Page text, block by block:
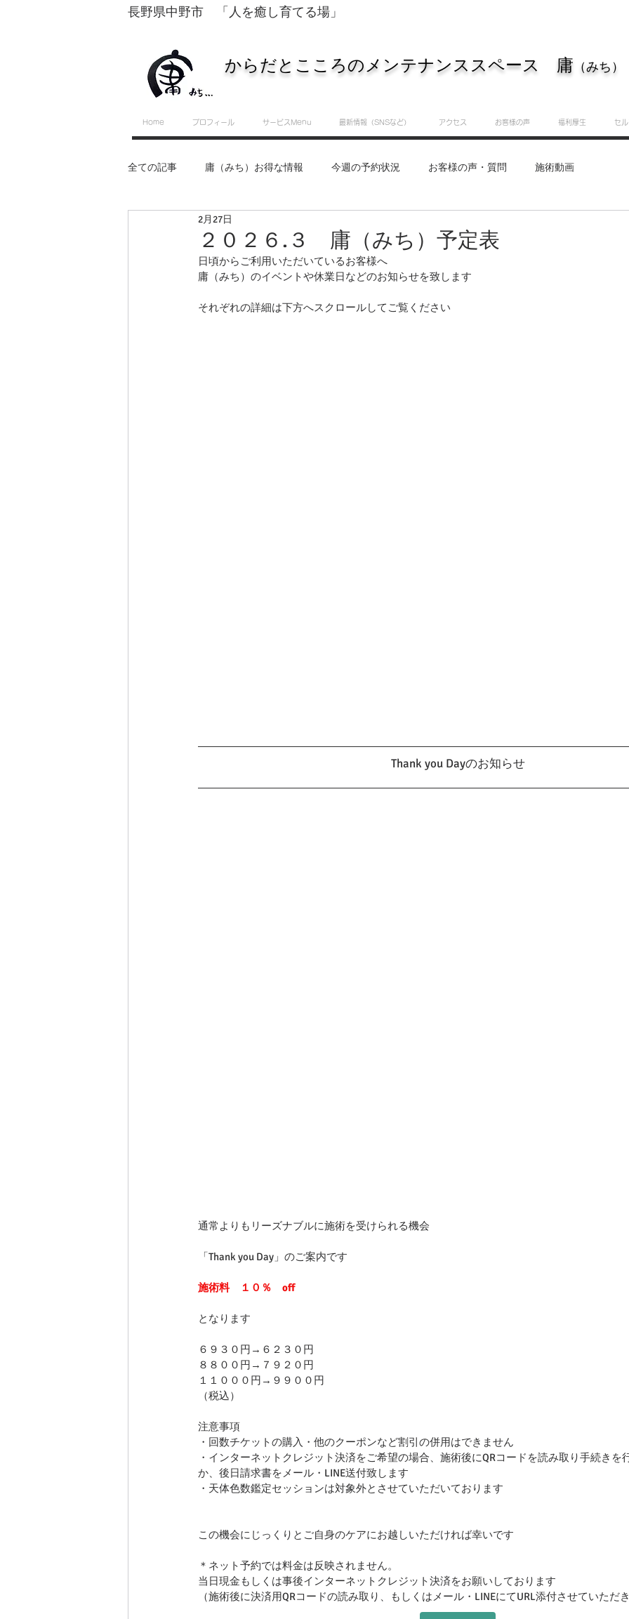
長野県中野市 「人を癒し育てる場」
からだとこころのメンテナンススペース 庸 （みち）
Home プロフィール サービスMenu 最新情報（SNSなど） アクセス お客様の声 福利厚生 セ
全ての記事 庸（みち）お得な情報 今週の予約状況 お客様の声・質問 施術動画
転換するために必要な５つのスキル
セルフ整体・運動教室
２０２６.３ 庸（みち）予定表
2月27日
日頃からご利用いただいているお客様へ
庸（みち）のイベントや休業日などのお知らせを致します
それぞれの詳細は下方へスクロールしてご覧ください
Thank you Dayのお知らせ
通常よりもリーズナブルに施術を受けられる機会
「Thank you Day」のご案内です
施術料　１０％　off
となります
６９３０円→６２３０円
８８００円→７９２０円
１１０００円→９９００円
（税込）
注意事項
・回数チケットの購入・他のクーポンなど割引の併用はできません
・インターネットクレジット決済をご希望の場合、施術後にQRコードを読み取り手続きを
か、後日請求書をメール・LINE送付致します
・天体色数鑑定セッションは対象外とさせていただいております
この機会にじっくりとご自身のケアにお越しいただければ幸いです
＊ネット予約では料金は反映されません。
当日現金もしくは事後インターネットクレジット決済をお願いしております
（施術後に決済用QRコードの読み取り、もしくはメール・LINEにてURL添付させていただき